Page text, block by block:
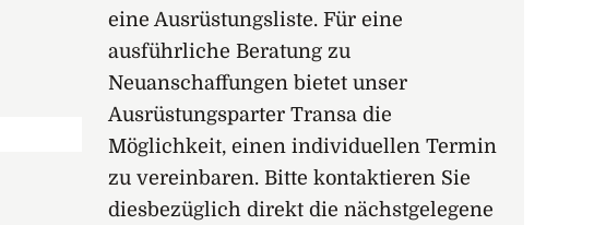
eine Ausrüstungsliste. Für eine
ausführliche Beratung zu
Neuanschaffungen bietet unser
Ausrüstungsparter Transa die
Möglichkeit, einen individuellen Termin
zu vereinbaren. Bitte kontaktieren Sie
diesbezüglich direkt die nächstgelegene